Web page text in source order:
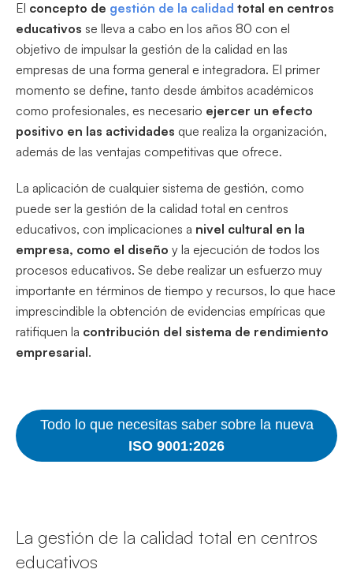
El concepto de gestión de la calidad total en centros
educativos se lleva a cabo en los años 80 con el
objetivo de impulsar la gestión de la calidad en las
empresas de una forma general e integradora. El primer
momento se define, tanto desde ámbitos académicos
como profesionales, es necesario ejercer un efecto
positivo en las actividades que realiza la organización,
además de las ventajas competitivas que ofrece.
La aplicación de cualquier sistema de gestión, como
puede ser la gestión de la calidad total en centros
educativos, con implicaciones a nivel cultural en la
empresa, como el diseño y la ejecución de todos los
procesos educativos. Se debe realizar un esfuerzo muy
importante en términos de tiempo y recursos, lo que hace
imprescindible la obtención de evidencias empíricas que
ratifiquen la contribución del sistema de rendimiento
empresarial.
Todo lo que necesitas saber sobre la nueva
ISO 9001:2026
La gestión de la calidad total en centros
educativos